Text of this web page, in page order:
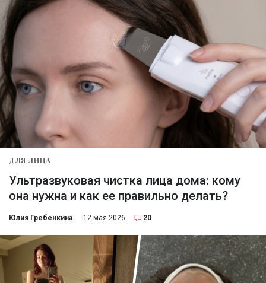
ДЛЯ ЛИЦА
Ультразвуковая чистка лица дома: кому
она нужна и как ее правильно делать?
Юлия Гребенкина 12 мая 2026 20